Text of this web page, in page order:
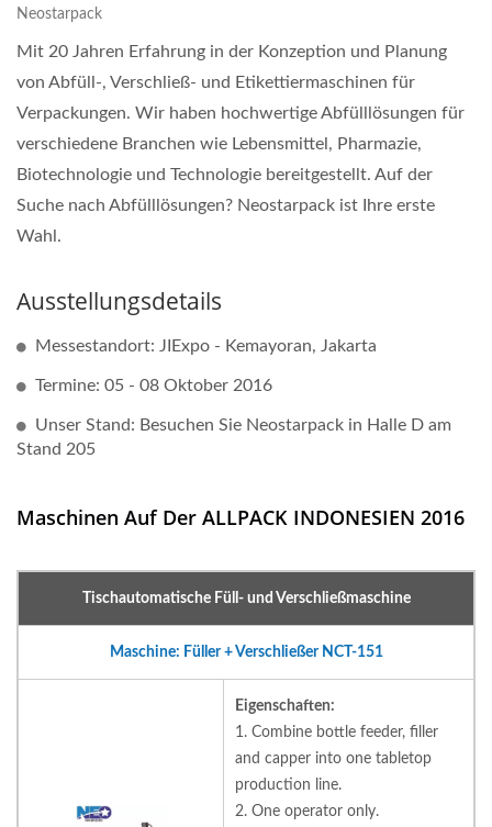
Neostarpack
Mit 20 Jahren Erfahrung in der Konzeption und Planung
von Abfüll-, Verschließ- und Etikettiermaschinen für
Verpackungen. Wir haben hochwertige Abfülllösungen für
verschiedene Branchen wie Lebensmittel, Pharmazie,
Biotechnologie und Technologie bereitgestellt. Auf der
Suche nach Abfülllösungen? Neostarpack ist Ihre erste
Wahl.
Ausstellungsdetails
Messestandort: JIExpo - Kemayoran, Jakarta
Termine: 05 - 08 Oktober 2016
Unser Stand: Besuchen Sie Neostarpack in Halle D am
Stand 205
Maschinen Auf Der ALLPACK INDONESIEN 2016
Tischautomatische Füll- und Verschließmaschine
Maschine: Füller + Verschließer NCT-151
Eigenschaften:
1. Combine bottle feeder, filler
and capper into one tabletop
production line.
2. One operator only.